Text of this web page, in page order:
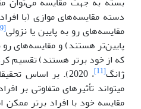
دسته مقایسه‌های موازی (با
مقایسه‌های رو به پایین یا نزولی[9]
پایین‌تر هستند) و مقایسه‌های رو
که از خود برتر هستند) تقسیم
ژانگ[11]
، 2020). بر اساس
می­تواند تأثیرهای متفاوتی بر
مقایسه خود با افراد برتر